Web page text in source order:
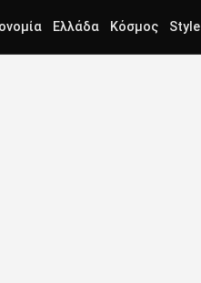
Ελλάδα Κόσμος Style